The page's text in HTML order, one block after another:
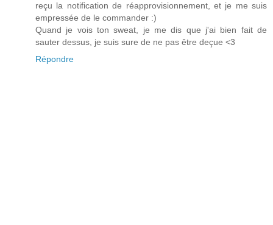
reçu la notification de réapprovisionnement, et je me suis
empressée de le commander :)
Quand je vois ton sweat, je me dis que j'ai bien fait de
sauter dessus, je suis sure de ne pas être deçue <3
Répondre